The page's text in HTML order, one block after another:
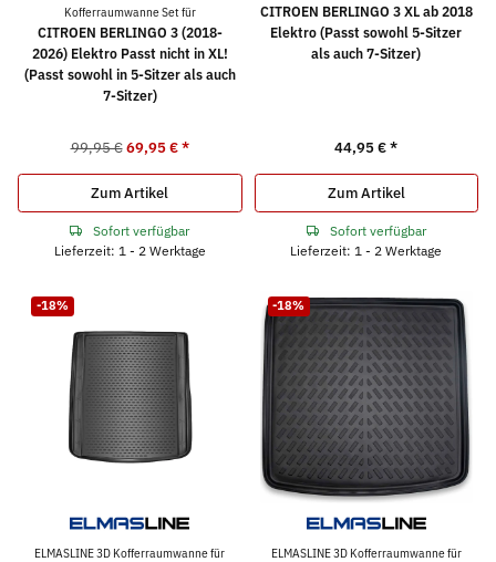
Kofferraumwanne Set für
CITROEN BERLINGO 3 (2018-
2026) Elektro Passt nicht in XL!
(Passt sowohl in 5-Sitzer als auch
7-Sitzer)
99,95 € 69,95 €*
Zum Artikel
Sofort verfügbar
Lieferzeit: 1 - 2 Werktage
CITROEN BERLINGO 3 XL ab 2018
Elektro (Passt sowohl 5-Sitzer
als auch 7-Sitzer)
44,95 €*
Zum Artikel
Sofort verfügbar
Lieferzeit: 1 - 2 Werktage
-18%
ELMASLINE 3D Kofferraumwanne für
-18%
ELMASLINE 3D Kofferraumwanne für